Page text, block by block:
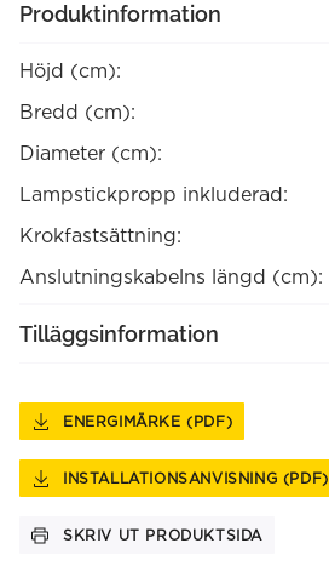
Produktinformation
Höjd (cm):
Bredd (cm):
Diameter (cm):
Lampstickpropp inkluderad:
Krokfastsättning:
Anslutningskabelns längd (cm):
Tilläggsinformation
ENERGIMÄRKE (PDF)
INSTALLATIONSANVISNING (PDF)
SKRIV UT PRODUKTSIDA